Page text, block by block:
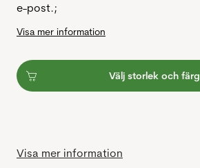
e-post.;
Visa mer information
Välj storlek och färg
Visa mer information